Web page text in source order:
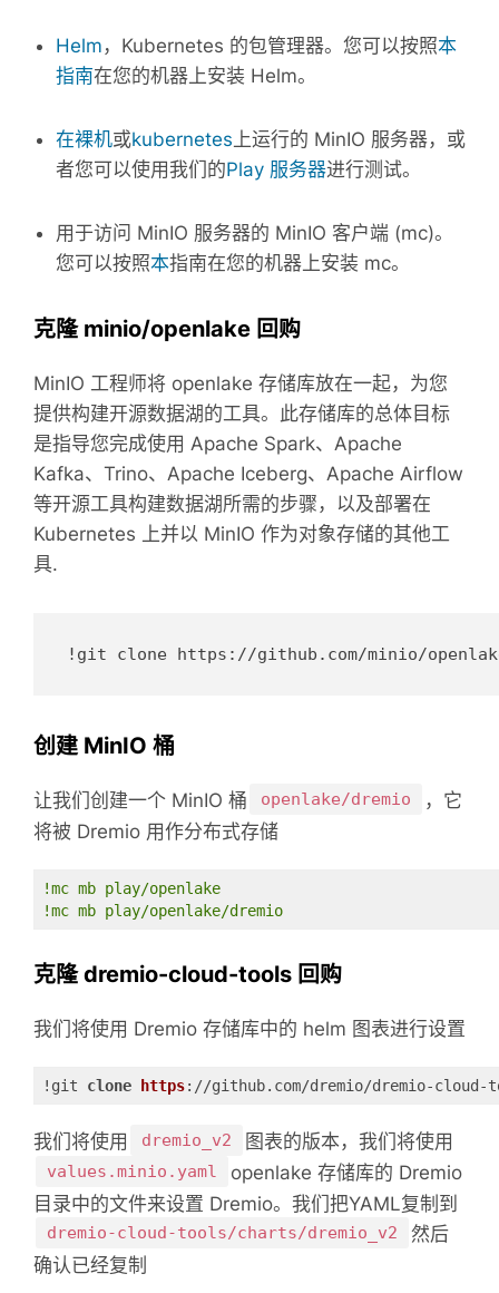
Helm ，Kubernetes 的包管理器。 您可以按照本
指南在您的机器上安装 Helm。
在裸机或kubernetes上运行的 MinIO 服务器，或
者您可以使用我们的Play 服务器进行测试。
用于访问 MinIO 服务器的 MinIO 客户端 (mc)。
您可以按照本指南在您的机器上安装 mc。
克隆 minio/openlake 回购
MinIO 工程师将 openlake 存储库放在一起，为您
提供构建开源数据湖的工具。 此存储库的总体目标
是指导您完成使用 Apache Spark、Apache
Kafka、Trino、Apache Iceberg、Apache Airflow
等开源工具构建数据湖所需的步骤，以及部署在
Kubernetes 上并以 MinIO 作为对象存储的其他工
具.
!git clone https://github.com/minio/
创建 MinIO 桶
让我们创建一个 MinIO 桶 openlake/dremio
，它
将被 Dremio 用作分布式存储
!mc mb play/openlake
!mc mb play/openlake/dremio
克隆 dremio-cloud-tools 回购
我们将使用 Dremio 存储库中的 helm 图表进行设置
!git clone https://github.com/dremio/dremio-cloud-
我们将使用 dremio_v2 图表的版本，我们将使用
values.minio.yaml
openlake 存储库的 Dremio
目录中的文件来设置 Dremio。 我们把YAML复制到
dremio-cloud-tools/charts/dremio_v2
然后
确认已经复制